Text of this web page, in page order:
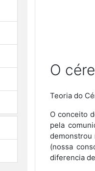
O
Teoria do
O conceito
pela
demonstrou
(nossa
diferencia